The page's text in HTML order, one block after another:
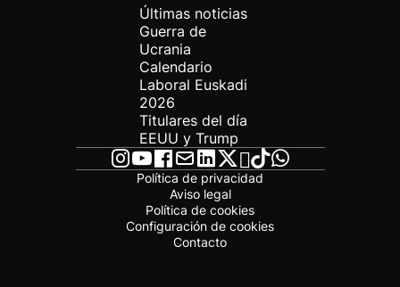
Últimas noticias
Guerra de
Ucrania
Calendario
Laboral Euskadi
2026
Titulares del día
EEUU y Trump
Política de privacidad
Aviso legal
Política de cookies
Configuración de cookies
Contacto